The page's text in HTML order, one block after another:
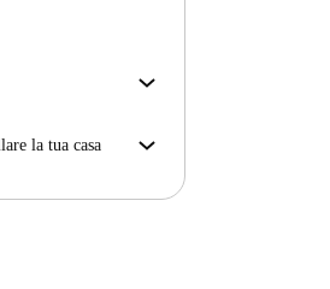
locatore
un hotel e
la tua casa